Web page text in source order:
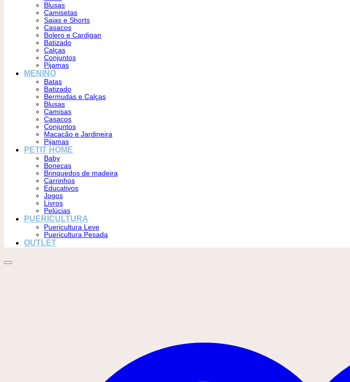
Blusas
Camisetas
Saias e Shorts
Casacos
Bolero e Cardigan
Batizado
Calças
Conjuntos
Pijamas
MENINO
Batas
Batizado
Bermudas e Calças
Blusas
Camisas
Casacos
Conjuntos
Macacão e Jardineira
Pijamas
PETIT HOME
Baby
Bonecas
Brinquedos de madeira
Carrinhos
Educativos
Jogos
Livros
Pelúcias
PUERICULTURA
Puericultura Leve
Puericultura Pesada
OUTLET